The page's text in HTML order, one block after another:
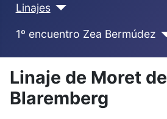
Linajes
1º encuentro Zea Bermúdez
Linaje de Moret de
Blaremberg